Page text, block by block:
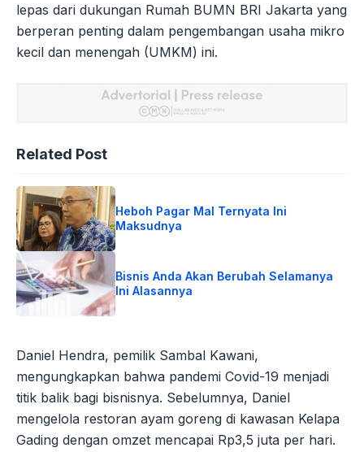
lepas dari dukungan Rumah BUMN BRI Jakarta yang
berperan penting dalam pengembangan usaha mikro
kecil dan menengah (UMKM) ini.
Related Post
Heboh Pagar Mal Ternyata Ini
Maksudnya
Bisnis Anda Akan Berubah Selamanya
Ini Alasannya
Daniel Hendra, pemilik Sambal Kawani,
mengungkapkan bahwa pandemi Covid-19 menjadi
titik balik bagi bisnisnya. Sebelumnya, Daniel
mengelola restoran ayam goreng di kawasan Kelapa
Gading dengan omzet mencapai Rp3,5 juta per hari.